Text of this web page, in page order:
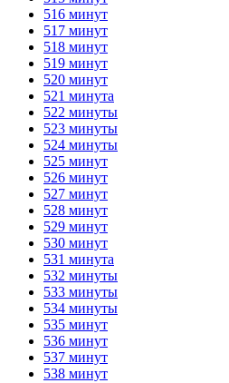
516 минут
517 минут
518 минут
519 минут
520 минут
521 минута
522 минуты
523 минуты
524 минуты
525 минут
526 минут
527 минут
528 минут
529 минут
530 минут
531 минута
532 минуты
533 минуты
534 минуты
535 минут
536 минут
537 минут
538 минут